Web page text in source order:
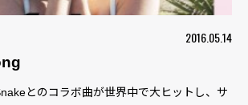
2016.05.14
とのコラボ曲が世界中で大ヒットし、サ